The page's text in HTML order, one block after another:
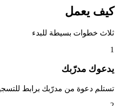
كيف يعمل
ثلاث خطوات بسيطة للبدء
1
يدعوك مدرّبك
تستلم دعوة من مدرّبك برابط